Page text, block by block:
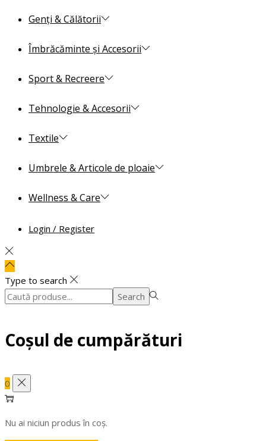
Genți & Călătorii
Îmbrăcăminte și Accesorii
Sport & Recreere
Tehnologie & Accesorii
Textile
Umbrele & Articole de ploaie
Wellness & Care
Login / Register
Type to search
Search
Search
Coșul de cumpărături
0
Nu ai niciun produs în coș.